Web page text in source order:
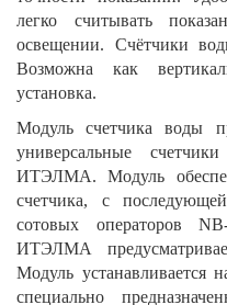
легко считывать
освещении. Счётчики
Возможна как
установка.
Модуль счетчика воды
универсальные
ИТЭЛМА. Модуль
счетчика, с
сотовых операторов
ИТЭЛМА
Модуль устанавливается
специально